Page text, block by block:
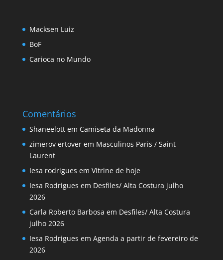
Macksen Luiz
BoF
Carioca no Mundo
Comentários
Shaneelottem Camiseta da Madonna
zimerov ertoverem Masculinos Paris / Saint
Laurent
Iesa rodrigues em Vitrine de hoje
Iesa Rodrigues em Desfiles/ Alta Costura julho
2026
Carla Roberto Barbosa em Desfiles/ Alta Costura
julho 2026
Iesa Rodrigues em Agenda a partir de fevereiro de
2026